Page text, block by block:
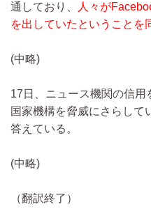
通しており、
人々が
を出していたということを
(中略)
17日、ニュース機関の信
国家機構を脅威にさらして
答えている。
(中略)
（翻訳終了）